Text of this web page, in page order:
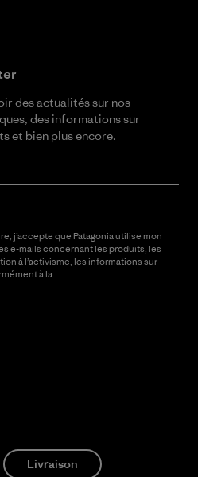
des actualités sur nos
des informations sur
et bien plus encore.
j’accepte que Patagonia utilise mon
e-mails concernant les produits, les
à l’activisme, les informations sur
à la
Livraison